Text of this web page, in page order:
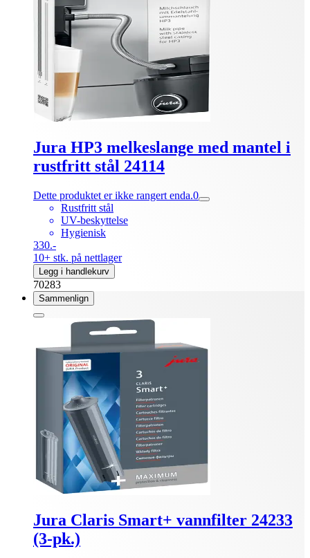
Jura HP3 melkeslange med mantel i
rustfritt stål 24114
Dette produktet er ikke rangert enda.0
Rustfritt stål
UV-beskyttelse
Hygienisk
330.-
10+ stk. på nettlager
Legg i handlekurv
70283
Sammenlign
Jura Claris Smart+ vannfilter 24233
(3-pk.)